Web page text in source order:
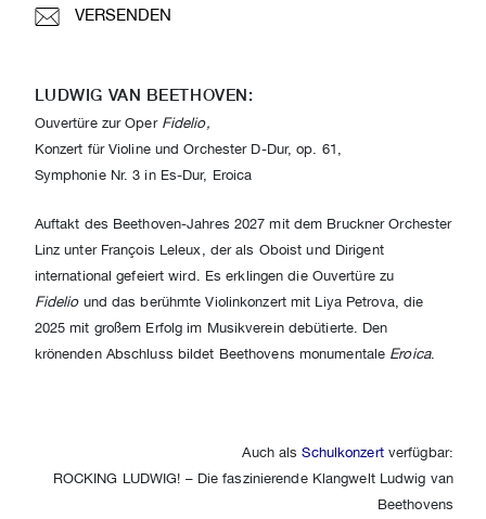
VERSENDEN
LUDWIG VAN BEETHOVEN:
Ouvertüre zur Oper Fidelio,
Konzert für Violine und Orchester D-Dur, op. 61,
Symphonie Nr. 3 in Es-Dur, Eroica
Auftakt des Beethoven-Jahres 2027 mit dem Bruckner Orchester
Linz unter François Leleux, der als Oboist und Dirigent
international gefeiert wird. Es erklingen die Ouvertüre zu
Fideliound das berühmte Violinkonzert mit Liya Petrova, die
2025 mit großem Erfolg im Musikverein debütierte. Den
krönenden Abschluss bildet Beethovens monumentale Eroica.
Auch alsSchulkonzertverfügbar:
ROCKING LUDWIG! – Die faszinierende Klangwelt Ludwig van
Beethovens